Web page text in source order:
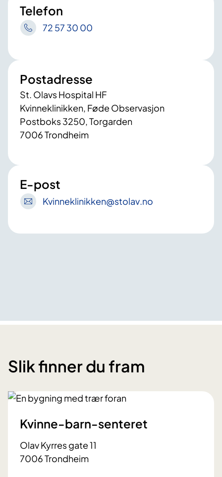
Telefon
72 57 30 00
Postadresse
St. Olavs Hospital HF
Kvinneklinikken, Føde Observasjon
Postboks 3250, Torgarden
7006 Trondheim
E-post
Kvinneklinikken@stolav.no
Slik finner du fram
Kvinne-barn-senteret
Olav Kyrres gate 11
7006 Trondheim